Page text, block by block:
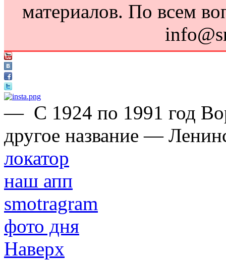
материалов. По всем
— С 1924 по 1991 год
другое название —
локатор
наш апп
smotragram
фото дня
Наверх